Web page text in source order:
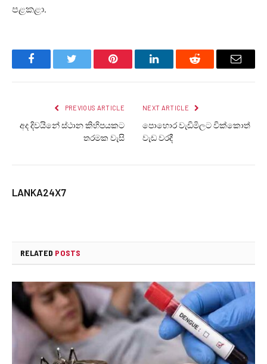
පළකළා.
FacebookTwitter Pinterest LinkedInReddit Email
PREVIOUS ARTICLE
අද දිවයිනේ ස්ථාන කිහිපයකට
තරමක වැසි
NEXT ARTICLE
පොහොර වැඩිමිලට වික්කොත්
වැඩ වරදී
LANKA24X7
RELATED POSTS